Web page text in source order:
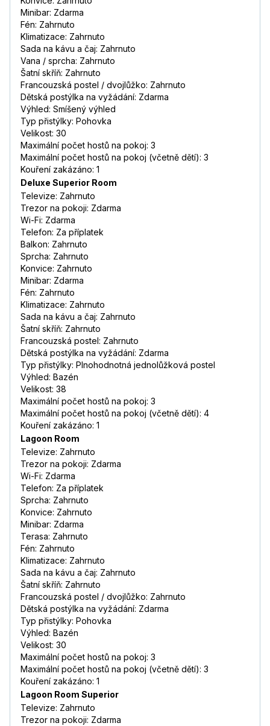
Minibar: Zdarma
Fén: Zahrnuto
Klimatizace: Zahrnuto
Sada na kávu a čaj: Zahrnuto
Vana / sprcha: Zahrnuto
Šatní skříň: Zahrnuto
Francouzská postel / dvojlůžko: Zahrnuto
Dětská postýlka na vyžádání: Zdarma
Výhled: Smíšený výhled
Typ přistýlky: Pohovka
Velikost: 30
Maximální počet hostů na pokoj: 3
Maximální počet hostů na pokoj (včetně dětí): 3
Kouření zakázáno: 1
Deluxe Superior Room
Televize: Zahrnuto
Trezor na pokoji: Zdarma
Wi-Fi: Zdarma
Telefon: Za příplatek
Balkon: Zahrnuto
Sprcha: Zahrnuto
Konvice: Zahrnuto
Minibar: Zdarma
Fén: Zahrnuto
Klimatizace: Zahrnuto
Sada na kávu a čaj: Zahrnuto
Šatní skříň: Zahrnuto
Francouzská postel: Zahrnuto
Dětská postýlka na vyžádání: Zdarma
Typ přistýlky: Plnohodnotná jednolůžková postel
Výhled: Bazén
Velikost: 38
Maximální počet hostů na pokoj: 3
Maximální počet hostů na pokoj (včetně dětí): 4
Kouření zakázáno: 1
Lagoon Room
Televize: Zahrnuto
Trezor na pokoji: Zdarma
Wi-Fi: Zdarma
Telefon: Za příplatek
Sprcha: Zahrnuto
Konvice: Zahrnuto
Minibar: Zdarma
Terasa: Zahrnuto
Fén: Zahrnuto
Klimatizace: Zahrnuto
Sada na kávu a čaj: Zahrnuto
Šatní skříň: Zahrnuto
Francouzská postel / dvojlůžko: Zahrnuto
Dětská postýlka na vyžádání: Zdarma
Typ přistýlky: Pohovka
Výhled: Bazén
Velikost: 30
Maximální počet hostů na pokoj: 3
Maximální počet hostů na pokoj (včetně dětí): 3
Kouření zakázáno: 1
Lagoon Room Superior
Televize: Zahrnuto
Trezor na pokoji: Zdarma